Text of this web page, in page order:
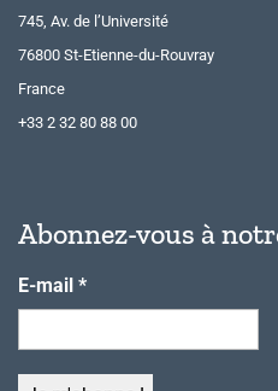
745, Av. de l’Université
76800 St-Etienne-du-Rouvray
France
+33 2 32 80 88 00
Abonnez-vous à
E-mail *